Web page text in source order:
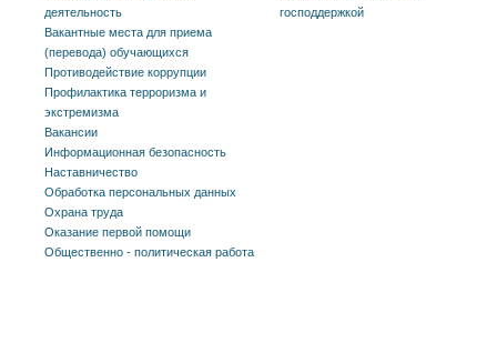
деятельность
Вакантные места для приема
(перевода) обучающихся
Противодействие коррупции
Профилактика терроризма и
экстремизма
Вакансии
Информационная безопасность
Наставничество
Обработка персональных данных
Охрана труда
Оказание первой помощи
Общественно - политическая работа
господдержкой